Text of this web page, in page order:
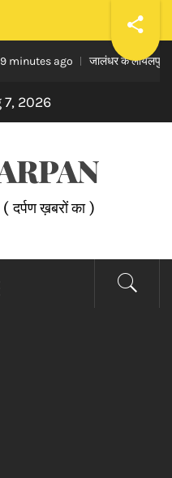
ago जालंधर के लायलपुर खालसा
7, 2026
ख़बरों का )